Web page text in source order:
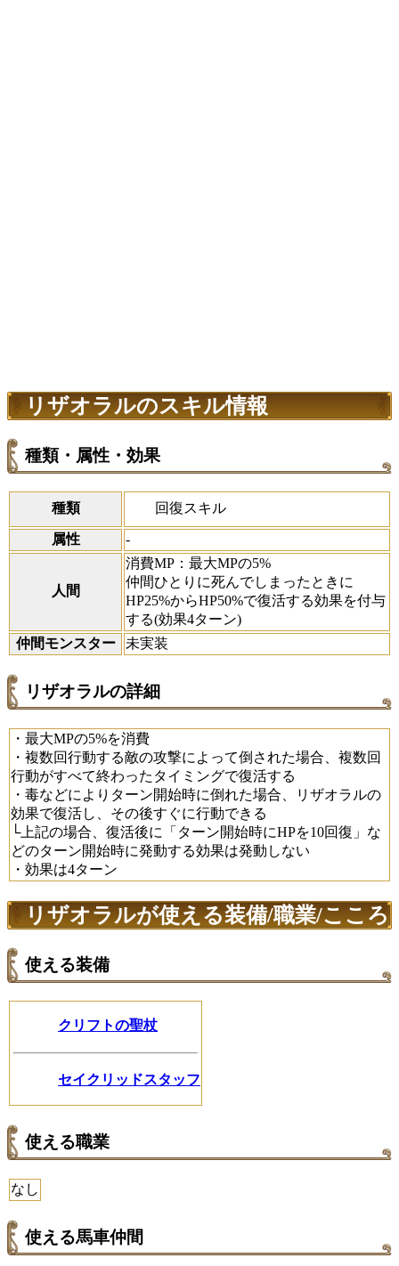
リザオラルのスキル情報
種類・属性・効果
種類 回復スキル
属性 -
人間
消費MP：最大MPの5%
仲間ひとりに死んでしまったときに
HP25%からHP50%で復活する効果を付与
する(効果4ターン)
仲間モンスター
未実装
リザオラルの詳細
・最大MPの5%を消費
・複数回行動する敵の攻撃によって倒された場合、複数回
行動がすべて終わったタイミングで復活する
・毒などによりターン開始時に倒れた場合、リザオラルの
効果で復活し、その後すぐに行動できる
└上記の場合、復活後に「ターン開始時にHPを10回復」な
どのターン開始時に発動する効果は発動しない
・効果は4ターン
リザオラルが使える装備/職業/こころ
使える装備
クリフトの聖杖
セイクリッドスタッフ
使える職業
なし
使える馬車仲間